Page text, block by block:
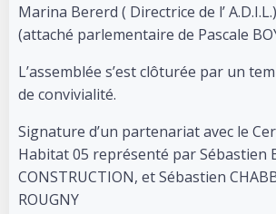
Marina Bererd ( Directrice de l’
(attaché parlementaire de Pascale
L’assemblée s’est clôturée par un
de convivialité.
Signature d’un partenariat avec le
Habitat 05 représenté par Sébastien
CONSTRUCTION, et Sébastien
ROUGNY